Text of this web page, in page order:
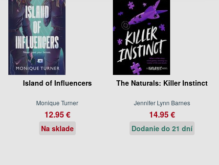
Island of Influencers
Monique Turner
12.95 €
Na sklade
The Naturals: Killer Instinct
Jennifer Lynn Barnes
14.95 €
Dodanie do 21 dní